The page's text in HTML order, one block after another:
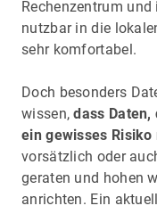
Rechenzentrum
nutzbar in die
sehr komfortabel.
Doch besonders
wissen,dass
ein gewisses
vorsätzlich oder
geraten und hohen
anrichten. Ein